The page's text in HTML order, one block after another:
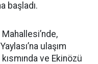
başladı.
ulaşım
ve Ekinözü